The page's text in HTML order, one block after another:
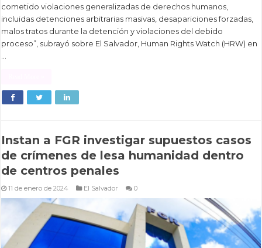
cometido violaciones generalizadas de derechos humanos,
incluidas detenciones arbitrarias masivas, desapariciones forzadas,
malos tratos durante la detención y violaciones del debido
proceso”, subrayó sobre El Salvador, Human Rights Watch (HRW) en
Instan a FGR investigar supuestos casos
de crímenes de lesa humanidad dentro
de centros penales
11 de enero de 2024 El Salvador 0